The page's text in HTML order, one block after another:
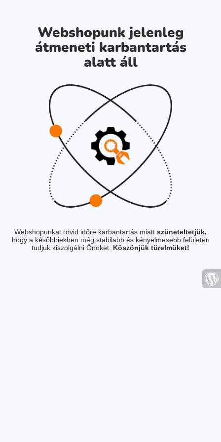
Webshopunk jelenleg
átmeneti karbantartás
alatt áll
Webshopunkat rövid időre karbantartás miatt szüneteltetjük,
hogy a későbbiekben még stabilabb és kényelmesebb felületen
tudjuk kiszolgálni Önöket. Köszönjük türelmüket!